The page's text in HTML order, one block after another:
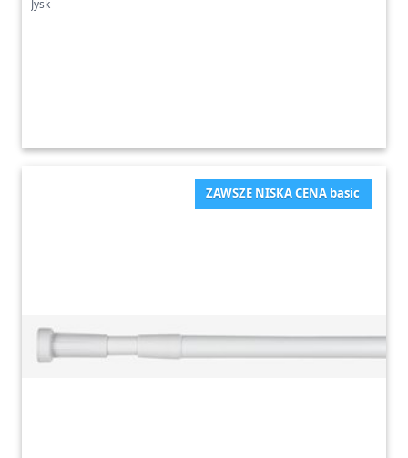
Jysk
ZAWSZE NISKA CENA basic